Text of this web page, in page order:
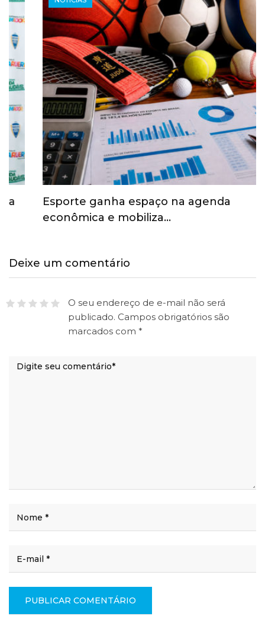
Esporte ganha espaço na agenda
econômica e mobiliza…
Deixe um comentário
O seu endereço de e-mail não será
publicado. Campos obrigatórios são
marcados com *